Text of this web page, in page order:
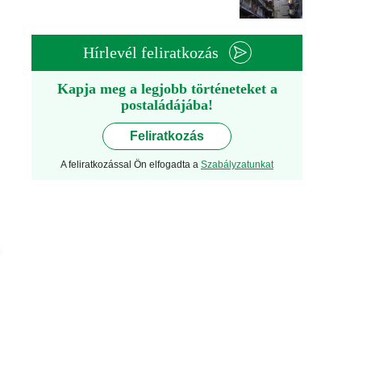
Hírlevél feliratkozás
Kapja meg a legjobb történeteket a
postaládájába!
Feliratkozás
A feliratkozással Ön elfogadta a Szabályzatunkat